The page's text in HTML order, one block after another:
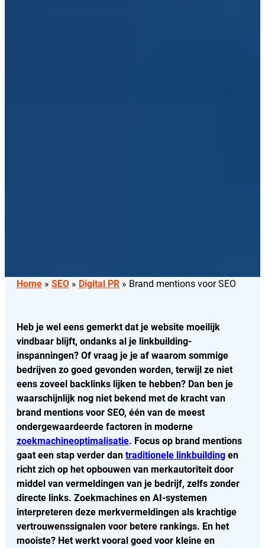
Home » SEO » Digital PR » Brand mentions voor SEO
Heb je wel eens gemerkt dat je website moeilijk
vindbaar blijft, ondanks al je linkbuilding-
inspanningen? Of vraag je je af waarom sommige
bedrijven zo goed gevonden worden, terwijl ze niet
eens zoveel backlinks lijken te hebben? Dan ben je
waarschijnlijk nog niet bekend met de kracht van
brand mentions voor SEO, één van de meest
ondergewaardeerde factoren in moderne
zoekmachineoptimalisatie. Focus op brand mentions
gaat een stap verder dan traditionele linkbuilding en
richt zich op het opbouwen van merkautoriteit door
middel van vermeldingen van je bedrijf, zelfs zonder
directe links. Zoekmachines en AI-systemen
interpreteren deze merkvermeldingen als krachtige
vertrouwenssignalen voor betere rankings. En het
mooiste? Het werkt vooral goed voor kleine en